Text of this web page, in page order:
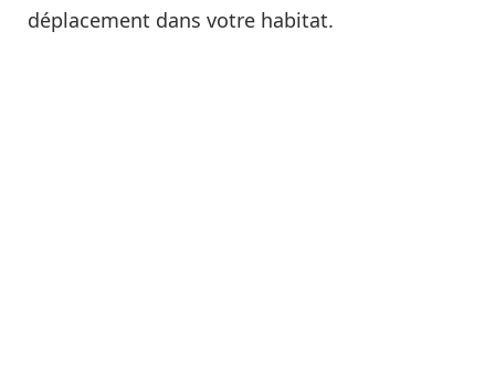
déplacement dans votre habitat.